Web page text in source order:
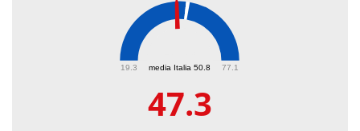
media Italia 50.8
19.3 77.1
47.3